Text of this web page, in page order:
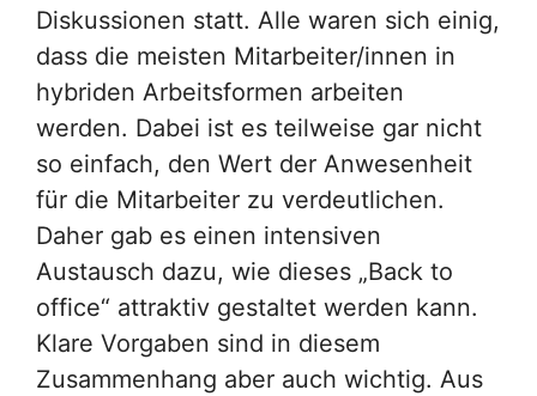
Diskussionen statt. Alle waren sich einig,
dass die meisten Mitarbeiter/innen in
hybriden Arbeitsformen arbeiten
werden. Dabei ist es teilweise gar nicht
so einfach, den Wert der Anwesenheit
für die Mitarbeiter zu verdeutlichen.
Daher gab es einen intensiven
Austausch dazu, wie dieses „Back to
office“ attraktiv gestaltet werden kann.
Klare Vorgaben sind in diesem
Zusammenhang aber auch wichtig. Aus